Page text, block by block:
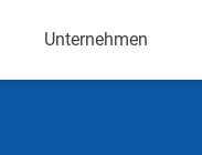
Unternehmen